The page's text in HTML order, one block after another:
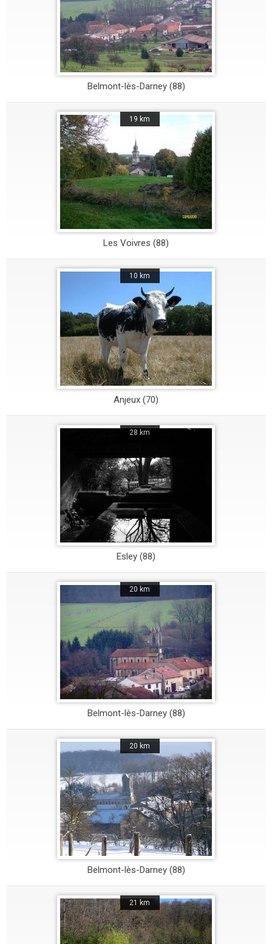
Belmont-lès-Darney (88)
19 km
Les Voivres (88)
10 km
Anjeux (70)
28 km
Esley (88)
20 km
Belmont-lès-Darney (88)
20 km
Belmont-lès-Darney (88)
21 km